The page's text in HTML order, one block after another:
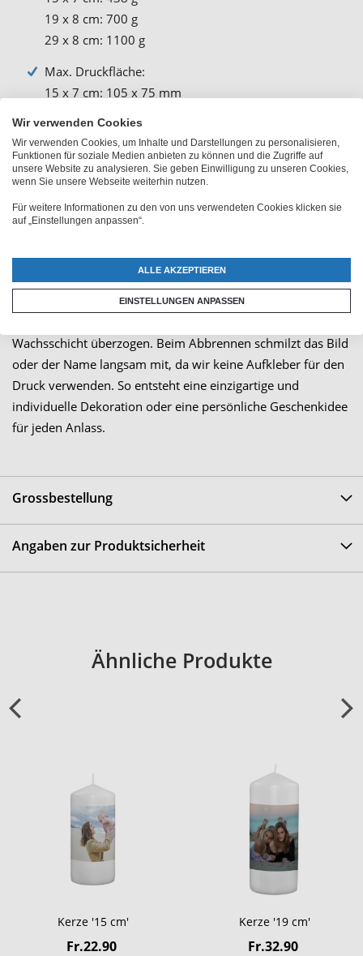
19 x 8 cm: 700 g
29 x 8 cm: 1100 g
Max. Druckfläche:
15 x 7 cm: 105 x 75 mm
29 x 8 cm: 240 x 100 mm
Beschreibung
Für eine ganz besondere Stimmung sorgt die Kerze mit Foto
oder Namen. Nach dem Bedrucken wird die Kerze im
Wachsschicht überzogen. Beim Abbrennen schmilzt das Bild
oder der Name langsam mit, da wir keine Aufkleber für den
Druck verwenden. So entsteht eine einzigartige und
individuelle Dekoration oder eine persönliche Geschenkidee
für jeden Anlass.
Grossbestellung
Angaben zur Produktsicherheit
Ähnliche Produkte
Kerze '15 cm'
Fr.22.90
Kerze '19 cm'
Fr.32.90
Wir verwenden Cookies
Wir verwenden Cookies, um Inhalte und Darstellungen zu personalisieren,
Funktionen für soziale Medien anbieten zu können und die Zugriffe auf
unsere Website zu analysieren. Sie geben Einwilligung zu unseren Cookies,
wenn Sie unsere Webseite weiterhin nutzen.
Für weitere Informationen zu den von uns verwendeten Cookies klicken sie
auf „Einstellungen anpassen“.
ALLE AKZEPTIEREN
EINSTELLUNGEN ANPASSEN